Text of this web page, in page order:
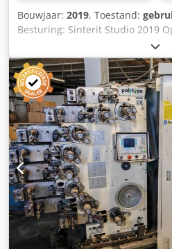
Bouwjaar: 2019, Toestand:
Besturing: Sinterit Studio 2019
Hz Totale vermogensbehoefte:
Machinegewicht ca.: 90 kg
3D-printer Dcedpfju N Auuex
laserdiode 5 (W) Max. diagonale
Flexa/TPE - hoge precisie, max.
250mm PA - hoge precisie, max.
230mm X/Y-nauwkeurigheid:
Tafelgrootte/werkruimte: 150 x
stikstofkamer Stikstofverbruik:
Verwarmingssysteem met
200°C Toebehoren: Glasplaat
(softwaretoegang), software
ondersteunde bestandsformaten
3MF, besturingssysteem MS